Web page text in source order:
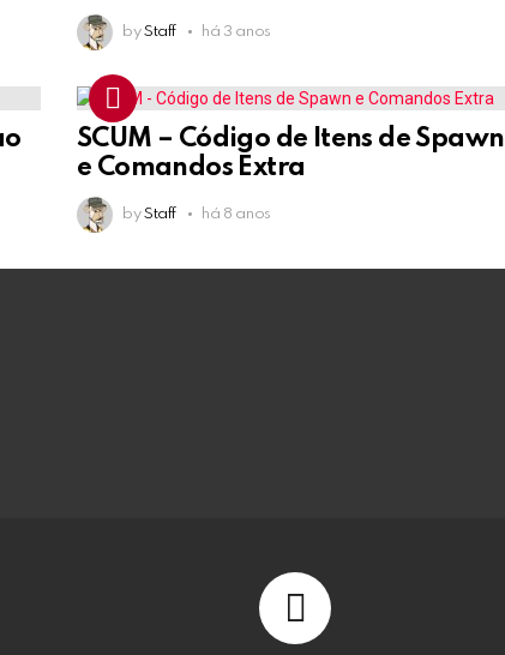
by Staff há 3 anos
SCUM – Código de Itens de Spawn
e Comandos Extra
by Staff há 8 anos